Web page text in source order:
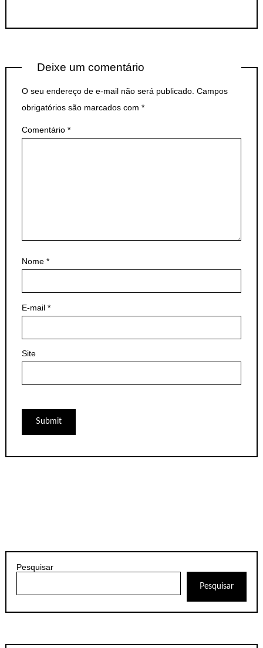
Deixe um comentário
O seu endereço de e-mail não será publicado. Campos
obrigatórios são marcados com *
Comentário *
Nome *
E-mail *
Site
Pesquisar
Pesquisar